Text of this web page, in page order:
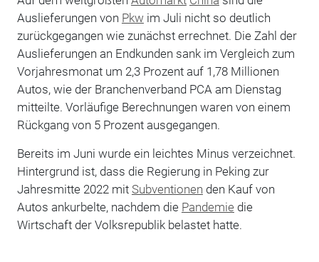
Auslieferungen von Pkw im Juli nicht so deutlich
zurückgegangen wie zunächst errechnet. Die Zahl der
Auslieferungen an Endkunden sank im Vergleich zum
Vorjahresmonat um 2,3 Prozent auf 1,78 Millionen
Autos, wie der Branchenverband PCA am Dienstag
mitteilte. Vorläufige Berechnungen waren von einem
Rückgang von 5 Prozent ausgegangen.
Bereits im Juni wurde ein leichtes Minus verzeichnet.
Hintergrund ist, dass die Regierung in Peking zur
Jahresmitte 2022 mit Subventionen den Kauf von
Autos ankurbelte, nachdem die Pandemie die
Wirtschaft der Volksrepublik belastet hatte.